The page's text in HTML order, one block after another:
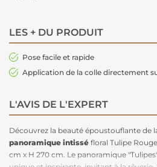
LES + DU PRODUIT
Pose facile et rapide
Application de la colle directement
L'AVIS DE L'EXPERT
Découvrez la beauté époustouflante de
panoramique intissé floral Tulipe
cm x H 270 cm. Le panoramique